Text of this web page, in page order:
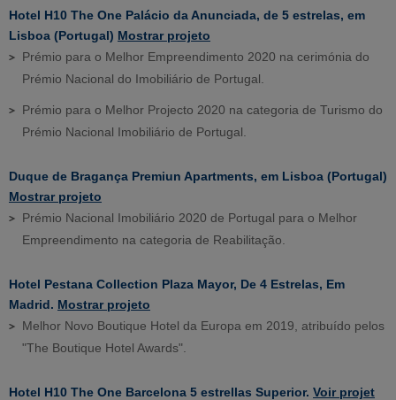
Hotel H10 The One Palácio da Anunciada, de 5 estrelas, em
Lisboa (Portugal) Mostrar projeto
Prémio para o Melhor Empreendimento 2020 na cerimónia do
Prémio Nacional do Imobiliário de Portugal.
Prémio para o Melhor Projecto 2020 na categoria de Turismo do
Prémio Nacional Imobiliário de Portugal.
Duque de Bragança Premiun Apartments, em Lisboa (Portugal)
Mostrar projeto
Prémio Nacional Imobiliário 2020 de Portugal para o Melhor
Empreendimento na categoria de Reabilitação.
Hotel Pestana Collection Plaza Mayor, De 4 Estrelas, Em
Madrid. Mostrar projeto
Melhor Novo Boutique Hotel da Europa em 2019, atribuído pelos
"The Boutique Hotel Awards".
Hotel H10 The One Barcelona 5 estrellas Superior. Voir projet